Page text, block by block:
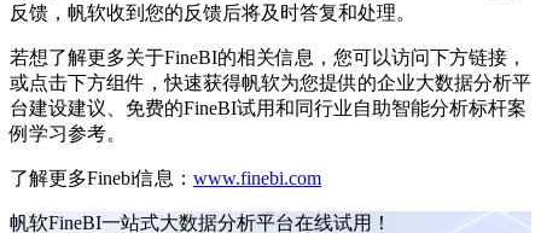
反馈，帆软收到您的反馈后将及时答复和处理。
若想了解更多关于FineBI的相关信息，您可以访问下方链接，
或点击下方组件，快速获得帆软为您提供的企业大数据分析平
台建设建议、免费的FineBI试用和同行业自助智能分析标杆案
例学习参考。
了解更多Finebi信息： www.finebi.com
帆软FineBI一站式大数据分析平台在线试用！